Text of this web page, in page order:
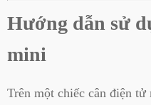
Hướng dẫn sử
mini
Trên một chiếc cân điện